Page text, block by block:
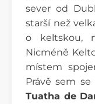
sever od
starší než
o keltskou,
Nicméně
místem
Právě sem
Tuatha de